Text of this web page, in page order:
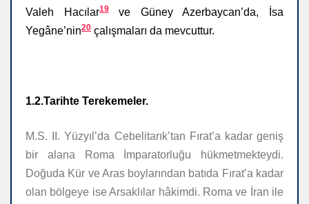
Valeh Hacılar19ve Güney Azerbaycan’da, İsa
Yegâne’nin20 çalışmaları da mevcuttur.
1.2.Tarihte Terekemeler.
M.S. II. Yüzyıl’da Cebelitarık’tan Fırat’a kadar geniş
bir alana Roma İmparatorluğu hükmetmekteydi.
Doğuda Kür ve Aras boylarından batıda Fırat’a kadar
olan bölgeye ise Arsaklılar hâkimdi. Roma ve İran ile